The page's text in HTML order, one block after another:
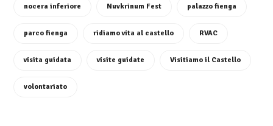
nocera inferiore Nuvkrinum Fest palazzo fienga
parco fienga ridiamo vita al castello RVAC
visita guidata visite guidate Visitiamo il Castello
volontariato